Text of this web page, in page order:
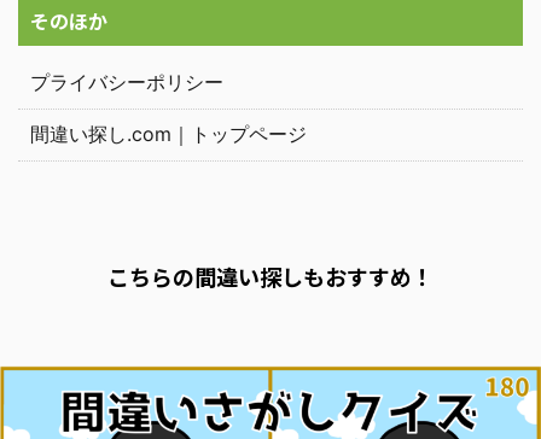
そのほか
プライバシーポリシー
間違い探し.com｜トップページ
こちらの間違い探しもおすすめ！